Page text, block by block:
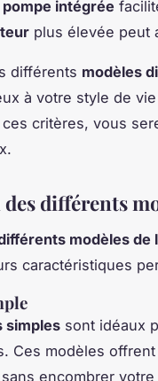
pompe intégrée
plus élevée peut
différents modèles
à votre style de
critères, vous
différents
modèles de
caractéristiques
simples sont idéaux
Ces modèles
encombrer